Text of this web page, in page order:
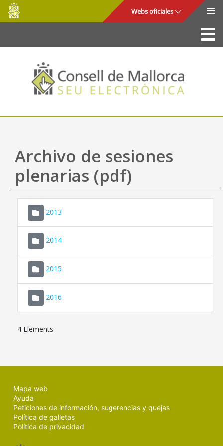
Saltar al contenido principal
Consell
de
Mallorca
Webs oficiales
La Sede
Consejo de Mallorca
Acceso y seguridad
Utilidades
Mapa web
Ayuda
Archivo de sesiones
plenarias (pdf)
2013
2014
2015
2016
4 Elements
Mapa web
Ayuda
Peticiones de información, sugerencias y quejas
Política de galletas
Política de privacidad